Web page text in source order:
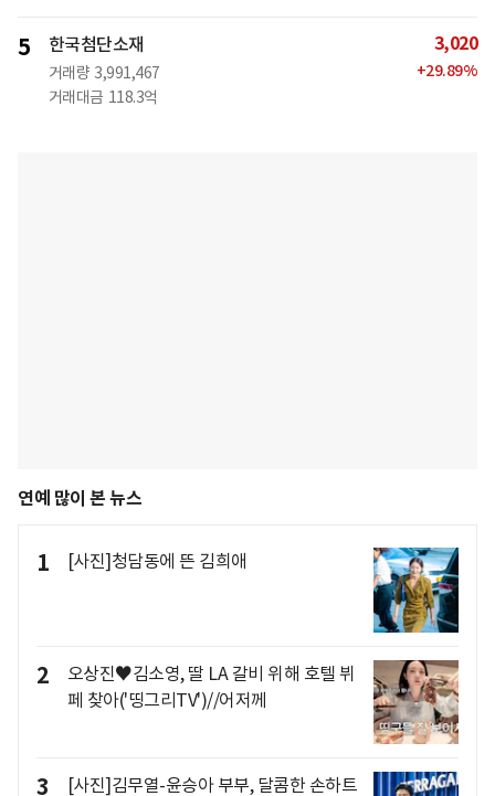
5 한국첨단소재
거래량 3,991,467
거래대금 118.3억
3,020
+29.89%
연예 많이 본 뉴스
1 [사진]청담동에 뜬 김희애
2
오상진♥김소영, 딸 LA 갈비 위해 호텔 뷔
페 찾아('띵그리TV')//어저께
3 [사진]김무열-윤승아 부부, 달콤한 손하트